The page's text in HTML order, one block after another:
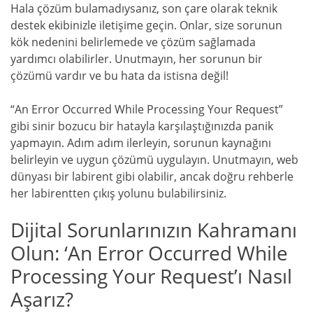
Hala çözüm bulamadıysanız, son çare olarak teknik
destek ekibinizle iletişime geçin. Onlar, size sorunun
kök nedenini belirlemede ve çözüm sağlamada
yardımcı olabilirler. Unutmayın, her sorunun bir
çözümü vardır ve bu hata da istisna değil!
“An Error Occurred While Processing Your Request”
gibi sinir bozucu bir hatayla karşılaştığınızda panik
yapmayın. Adım adım ilerleyin, sorunun kaynağını
belirleyin ve uygun çözümü uygulayın. Unutmayın, web
dünyası bir labirent gibi olabilir, ancak doğru rehberle
her labirentten çıkış yolunu bulabilirsiniz.
Dijital Sorunlarınızın Kahramanı
Olun: ‘An Error Occurred While
Processing Your Request’ı Nasıl
Aşarız?